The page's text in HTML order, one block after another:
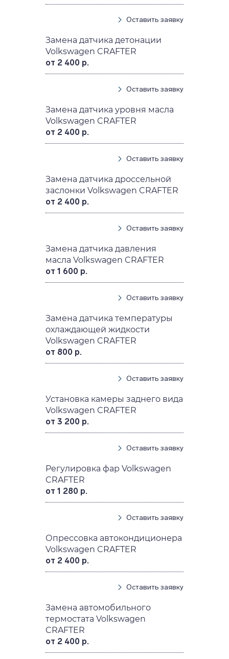
Оставить заявку
Замена датчика детонации
Volkswagen CRAFTER
от 2 400 р.
Оставить заявку
Замена датчика уровня масла
Volkswagen CRAFTER
от 2 400 р.
Оставить заявку
Замена датчика дроссельной
заслонки Volkswagen CRAFTER
от 2 400 р.
Оставить заявку
Замена датчика давления
масла Volkswagen CRAFTER
от 1 600 р.
Оставить заявку
Замена датчика температуры
охлаждающей жидкости
Volkswagen CRAFTER
от 800 р.
Оставить заявку
Установка камеры заднего вида
Volkswagen CRAFTER
от 3 200 р.
Оставить заявку
Регулировка фар Volkswagen
CRAFTER
от 1 280 р.
Оставить заявку
Опрессовка автокондиционера
Volkswagen CRAFTER
от 2 400 р.
Оставить заявку
Замена автомобильного
термостата Volkswagen
CRAFTER
от 2 400 р.